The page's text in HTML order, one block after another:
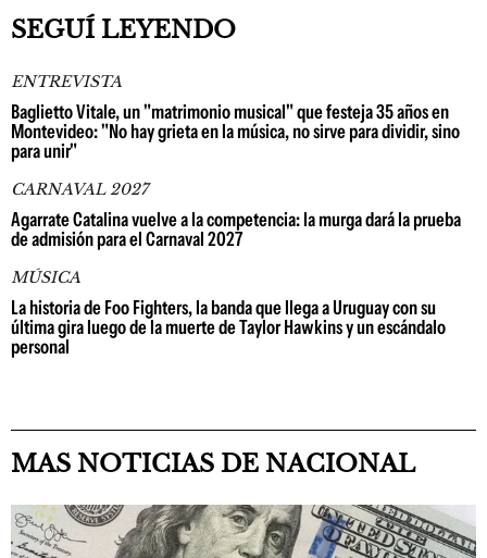
SEGUÍ LEYENDO
ENTREVISTA
Baglietto Vitale, un "matrimonio musical" que festeja 35 años en
Montevideo: "No hay grieta en la música, no sirve para dividir, sino
para unir"
CARNAVAL 2027
Agarrate Catalina vuelve a la competencia: la murga dará la prueba
de admisión para el Carnaval 2027
MÚSICA
La historia de Foo Fighters, la banda que llega a Uruguay con su
última gira luego de la muerte de Taylor Hawkins y un escándalo
personal
MAS NOTICIAS DE NACIONAL